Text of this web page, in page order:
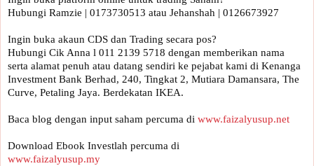
Hubungi Ramzie | 0173730513 atau Jehanshah | 0126673927
Ingin buka akaun CDS dan Trading secara pos?
Hubungi Cik Anna l 011 2139 5718 dengan memberikan nama
serta alamat penuh atau datang sendiri ke pejabat kami di Kenanga
Investment Bank Berhad, 240, Tingkat 2, Mutiara Damansara, The
Curve, Petaling Jaya. Berdekatan IKEA.
Baca blog dengan input saham percuma di www.faizalyusup.net
www.faizalyusup.my